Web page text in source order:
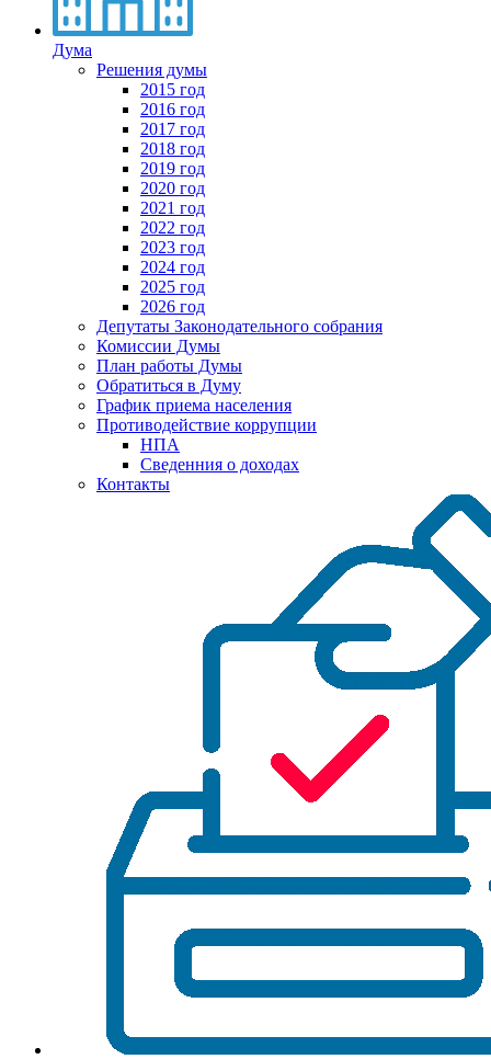
Дума
Решения думы
2015 год
2016 год
2017 год
2018 год
2019 год
2020 год
2021 год
2022 год
2023 год
2024 год
2025 год
2026 год
Депутаты Законодательного собрания
Комиссии Думы
План работы Думы
Обратиться в Думу
График приема населения
Противодействие коррупции
НПА
Сведенния о доходах
Контакты